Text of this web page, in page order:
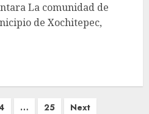
La comunidad de
de Xochitepec,
… 25 Next